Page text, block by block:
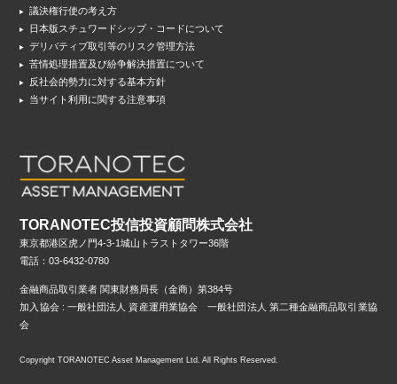
議決権行使の考え方
日本版スチュワードシップ・コードについて
デリバティブ取引等のリスク管理方法
苦情処理措置及び紛争解決措置について
反社会的勢力に対する基本方針
当サイト利用に関する注意事項
TORANOTEC投信投資顧問株式会社
東京都港区虎ノ門4-3-1城山トラストタワー36階
電話：03-6432-0780
金融商品取引業者 関東財務局長（金商）第384号
加入協会 : 一般社団法人 資産運用業協会 一般社団法人 第二種金融商品取引業協
会
Copyright TORANOTEC Asset Management Ltd. All Rights Reserved.